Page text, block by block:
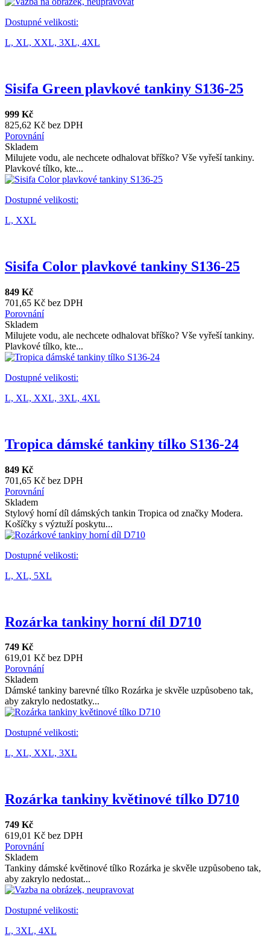
Dostupné velikosti:
L, XL, XXL, 3XL, 4XL
Sisifa Green plavkové tankiny S136-25
999 Kč
825,62 Kč bez DPH
Porovnání
Skladem
Milujete vodu, ale nechcete odhalovat bříško? Vše vyřeší tankiny.
Plavkové tílko, kte...
Dostupné velikosti:
L, XXL
Sisifa Color plavkové tankiny S136-25
849 Kč
701,65 Kč bez DPH
Porovnání
Skladem
Milujete vodu, ale nechcete odhalovat bříško? Vše vyřeší tankiny.
Plavkové tílko, kte...
Dostupné velikosti:
L, XL, XXL, 3XL, 4XL
Tropica dámské tankiny tílko S136-24
849 Kč
701,65 Kč bez DPH
Porovnání
Skladem
Stylový horní díl dámských tankin Tropica od značky Modera.
Košíčky s výztuží poskytu...
Dostupné velikosti:
L, XL, 5XL
Rozárka tankiny horní díl D710
749 Kč
619,01 Kč bez DPH
Porovnání
Skladem
Dámské tankiny barevné tílko Rozárka je skvěle uzpůsobeno tak,
aby zakrylo nedostatky...
Dostupné velikosti:
L, XL, XXL, 3XL
Rozárka tankiny květinové tílko D710
749 Kč
619,01 Kč bez DPH
Porovnání
Skladem
Tankiny dámské květinové tílko Rozárka je skvěle uzpůsobeno tak,
aby zakrylo nedostat...
Dostupné velikosti:
L, 3XL, 4XL